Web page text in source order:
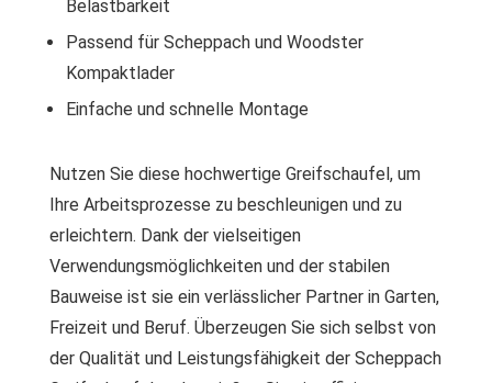
Belastbarkeit
Passend für Scheppach und Woodster
Kompaktlader
Einfache und schnelle Montage
Nutzen Sie diese hochwertige Greifschaufel, um
Ihre Arbeitsprozesse zu beschleunigen und zu
erleichtern. Dank der vielseitigen
Verwendungsmöglichkeiten und der stabilen
Bauweise ist sie ein verlässlicher Partner in Garten,
Freizeit und Beruf. Überzeugen Sie sich selbst von
der Qualität und Leistungsfähigkeit der Scheppach